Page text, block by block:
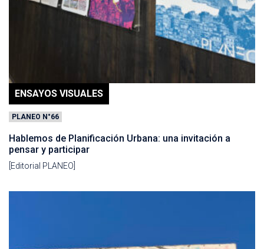
ENSAYOS VISUALES
PLANEO N°66
Hablemos de Planificación Urbana: una invitación a
pensar y participar
[Editorial PLANEO]